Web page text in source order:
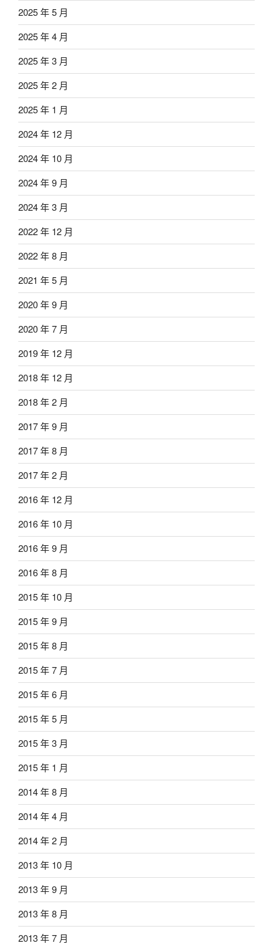
2025 年 5 月
2025 年 4 月
2025 年 3 月
2025 年 2 月
2025 年 1 月
2024 年 12 月
2024 年 10 月
2024 年 9 月
2024 年 3 月
2022 年 12 月
2022 年 8 月
2021 年 5 月
2020 年 9 月
2020 年 7 月
2019 年 12 月
2018 年 12 月
2018 年 2 月
2017 年 9 月
2017 年 8 月
2017 年 2 月
2016 年 12 月
2016 年 10 月
2016 年 9 月
2016 年 8 月
2015 年 10 月
2015 年 9 月
2015 年 8 月
2015 年 7 月
2015 年 6 月
2015 年 5 月
2015 年 3 月
2015 年 1 月
2014 年 8 月
2014 年 4 月
2014 年 2 月
2013 年 10 月
2013 年 9 月
2013 年 8 月
2013 年 7 月